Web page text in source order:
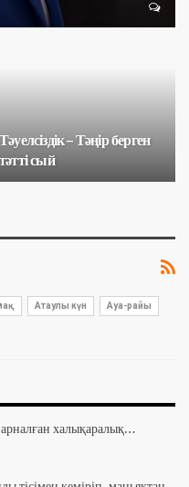
Тәуелсіздік – Тәңір берген
тәтті сый
Атаулы күн Ауа-райы
халықаралық…